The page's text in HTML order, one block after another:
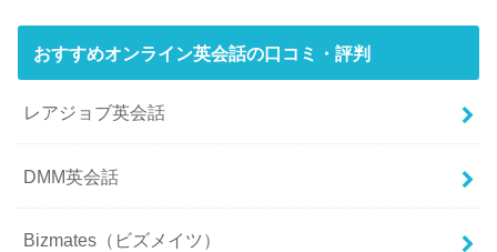
おすすめオンライン英会話の口コミ・評判
レアジョブ英会話
DMM英会話
Bizmates（ビズメイツ）